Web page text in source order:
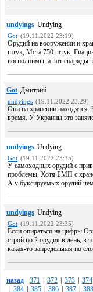
undyings Undying
Got (19.11.2022 23:19)
Орудий на вооружении и
штук, Мста 750 штук,
восполнимы, а вот снаряды
Got Дмитрий
undyings (19.11.2022 23:29)
Они на хранении находятся.
время. У Украины это
undyings Undying
Got (19.11.2022 23:35)
У самоходных орудий с
проблемы. Хотя БМП с
А у буксируемых орудий
undyings Undying
Got (19.11.2022 23:35)
Если опираться на цифры
строй по 2 орудия в день, в
какая-то запредельная по
назад 371 372 373 374
384 385 386 387 388